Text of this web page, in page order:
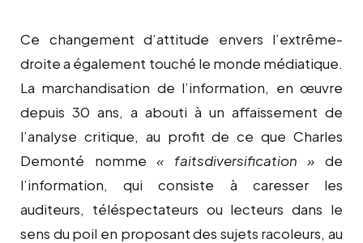
Ce changement d’attitude envers l’extrême-
droite a également touché le monde médiatique.
La marchandisation de l’information, en œuvre
depuis 30 ans, a abouti à un affaissement de
l’analyse critique, au profit de ce que Charles
Demonté nomme« faitsdiversification »de
l’information, qui consiste à caresser les
auditeurs, téléspectateurs ou lecteurs dans le
sens du poil en proposant des sujets racoleurs, au